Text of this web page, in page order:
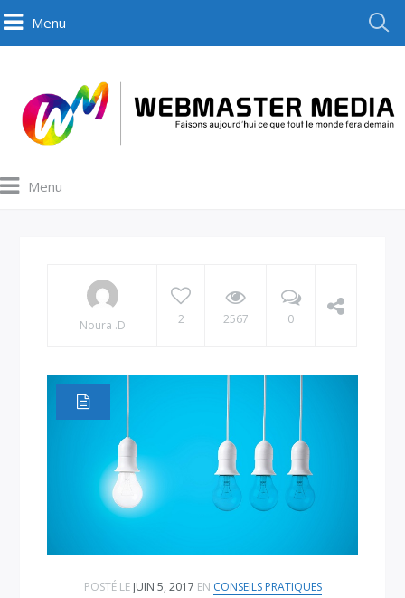
Menu
Menu
Noura .D 2 2567 0
POSTÉ LE JUIN 5, 2017 EN CONSEILS PRATIQUES